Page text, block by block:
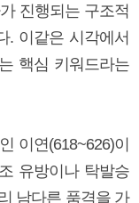
진행되는 구조적
. 이같은 시각에서
핵심 키워드라는
이연(618~626)이
유방이나 탁발승
남다른 품격을 가